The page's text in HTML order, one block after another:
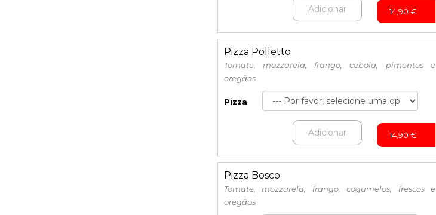
14,90 €
Adicionar
Pizza Polletto
Tomate, mozzarela, frango, cebola, pimentos e
oregãos
Pizza
14,90 €
Adicionar
Pizza Bosco
Tomate, mozzarela, frango, cogumelos, frescos e
oregãos